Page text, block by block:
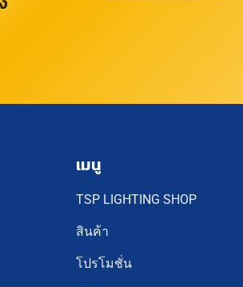
เมนู
TSP LIGHTING SHOP
สินค้า
โปรโมชั่น